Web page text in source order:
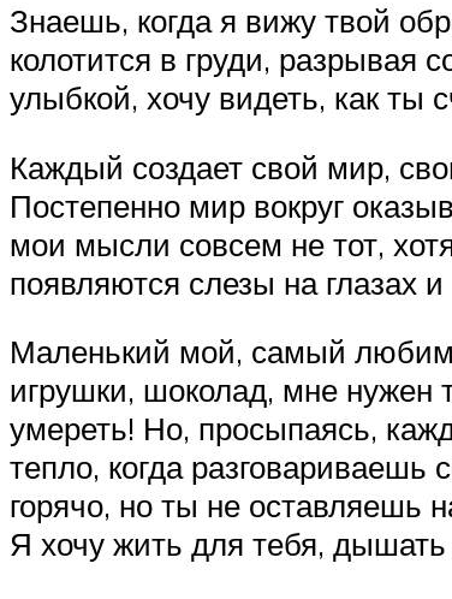
Знаешь, когда я вижу твой
колотится в груди, разрывая
улыбкой, хочу видеть, как ты
Каждый создает свой мир,
Постепенно мир вокруг
мои мысли совсем не тот,
появляются слезы на глазах
Маленький мой, самый
игрушки, шоколад, мне нужен
умереть! Но, просыпаясь,
тепло, когда
горячо, но ты не оставляешь
Я хочу жить для тебя,